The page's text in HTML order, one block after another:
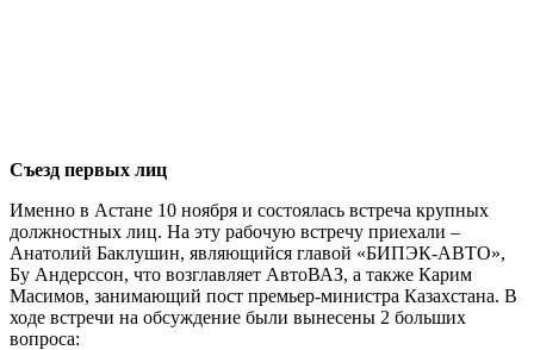
Съезд первых лиц
Именно в Астане 10 ноября и состоялась встреча крупных
должностных лиц. На эту рабочую встречу приехали –
Анатолий Баклушин, являющийся главой «БИПЭК-АВТО»,
Бу Андерссон, что возглавляет АвтоВАЗ, а также Карим
Масимов, занимающий пост премьер-министра Казахстана. В
ходе встречи на обсуждение были вынесены 2 больших
вопроса: